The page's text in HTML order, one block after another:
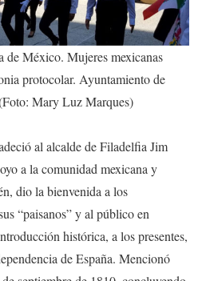
de México. Mujeres mexicanas
protocolar. Ayuntamiento de
Mary Luz Marques)
al alcalde de Filadelfia Jim
a la comunidad mexicana y
dio la bienvenida a los
“paisanos” y al público en
histórica, a los presentes,
de España. Mencionó